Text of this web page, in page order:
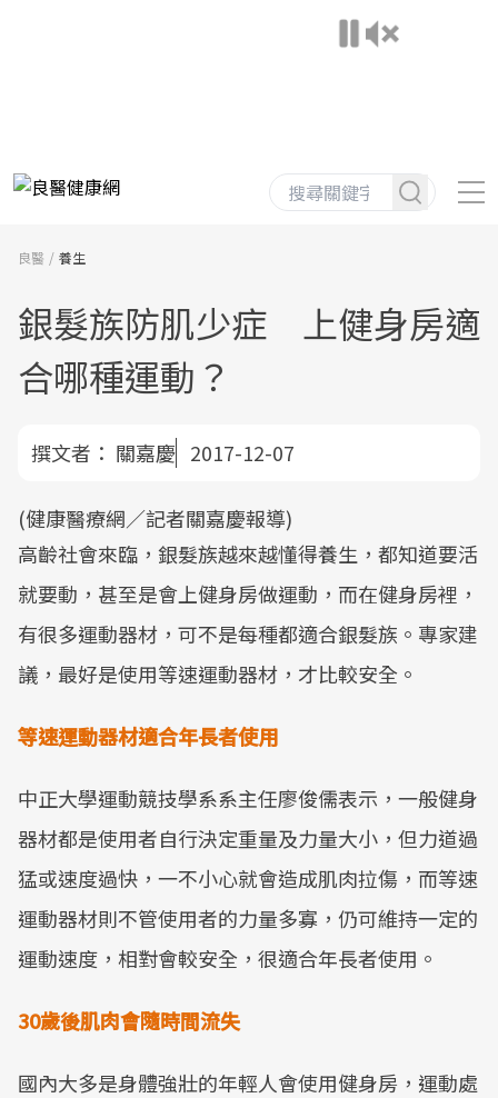
良醫 養生
銀髮族防肌少症 上健身房適
合哪種運動？
撰文者： 關嘉慶 2017-12-07
(健康醫療網／記者關嘉慶報導)
高齡社會來臨，銀髮族越來越懂得養生，都知道要活
就要動，甚至是會上健身房做運動，而在健身房裡，
有很多運動器材，可不是每種都適合銀髮族。專家建
議，最好是使用等速運動器材，才比較安全。
等速運動器材適合年長者使用
中正大學運動競技學系系主任廖俊儒表示，一般健身
器材都是使用者自行決定重量及力量大小，但力道過
猛或速度過快，一不小心就會造成肌肉拉傷，而等速
運動器材則不管使用者的力量多寡，仍可維持一定的
運動速度，相對會較安全，很適合年長者使用。
30歲後肌肉會隨時間流失
國內大多是身體強壯的年輕人會使用健身房，運動處